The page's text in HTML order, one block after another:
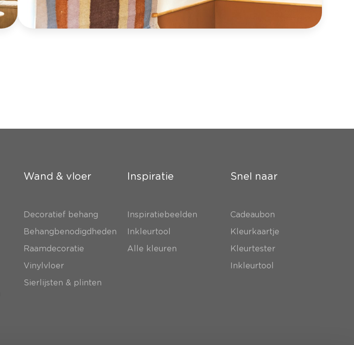
Wand & vloer
Decoratief behang
Behangbenodigdheden
Raamdecoratie
Vinylvloer
Sierlijsten & plinten
Inspiratie
Inspiratiebeelden
Inkleurtool
Alle kleuren
Snel naar
Cadeaubon
Kleurkaartje
Kleurtester
Inkleurtool